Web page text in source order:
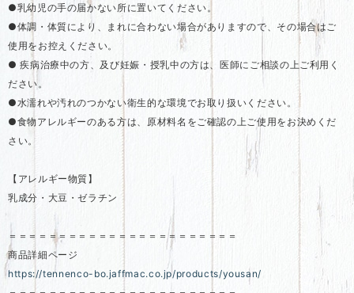
●乳幼児の手の届かない所に置いてください。
●体調・体質により、まれに合わない場合がありますので、その場合はご
使用をお控えください。
● 疾病治療中の方、及び妊娠・授乳中の方は、医師にご相談の上ご利用く
ださい。
●水濡れや汚れのつかない衛生的な環境でお取り扱いください。
●食物アレルギーのある方は、原材料名をご確認の上ご使用をお決めくだ
さい。
【アレルギー物質】
乳成分・大豆・ゼラチン
＝＝＝＝＝＝＝＝＝＝＝＝＝＝＝＝＝＝＝＝＝＝＝
商品詳細ページ
https://tennenco-bo.jaffmac.co.jp/products/yousan/